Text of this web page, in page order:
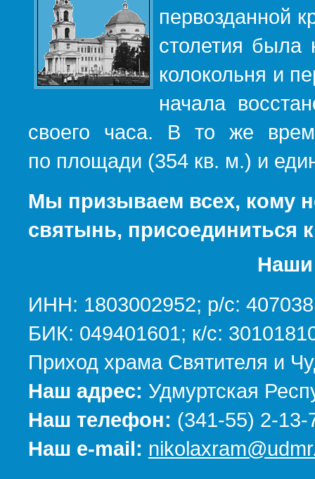
первозданной
столетия была
колокольня и
начала
своего часа. В то же
по площади (354 кв. м.) и
Мы призываем всех, кому
святынь, присоединиться
Наши
ИНН: 1803002952; р/с:
БИК: 049401601; к/с:
Приход храма Святителя и
Наш адрес: Удмуртская
Наш телефон: (341-55) 2-13-
Наш e-mail: